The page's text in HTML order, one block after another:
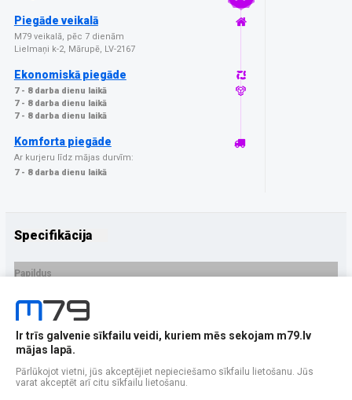
Piegāde veikalā
M79 veikalā, pēc 7 dienām
Lielmaņi k-2, Mārupē, LV-2167
Ekonomiskā piegāde
7 - 8 darba dienu laikā
7 - 8 darba dienu laikā
7 - 8 darba dienu laikā
Komforta piegāde
Ar kurjeru līdz mājas durvīm:
7 - 8 darba dienu laikā
Specifikācija
Papildus
Ražotājs
PRECES APRAKSTS
EAN - 5903396410475
Ir trīs galvenie sīkfailu veidi, kuriem mēs sekojam m79.lv
mājas lapā.
Pārlūkojot vietni, jūs akceptējiet nepieciešamo sīkfailu lietošanu. Jūs
varat akceptēt arī citu sīkfailu lietošanu.